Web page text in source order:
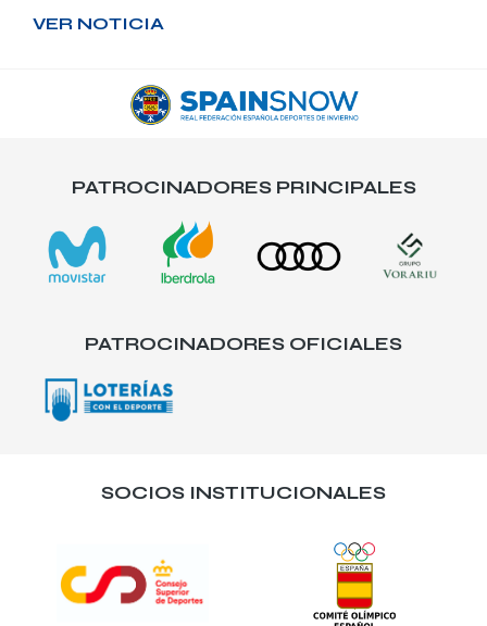
VER NOTICIA
PATROCINADORES PRINCIPALES
PATROCINADORES OFICIALES
SOCIOS INSTITUCIONALES